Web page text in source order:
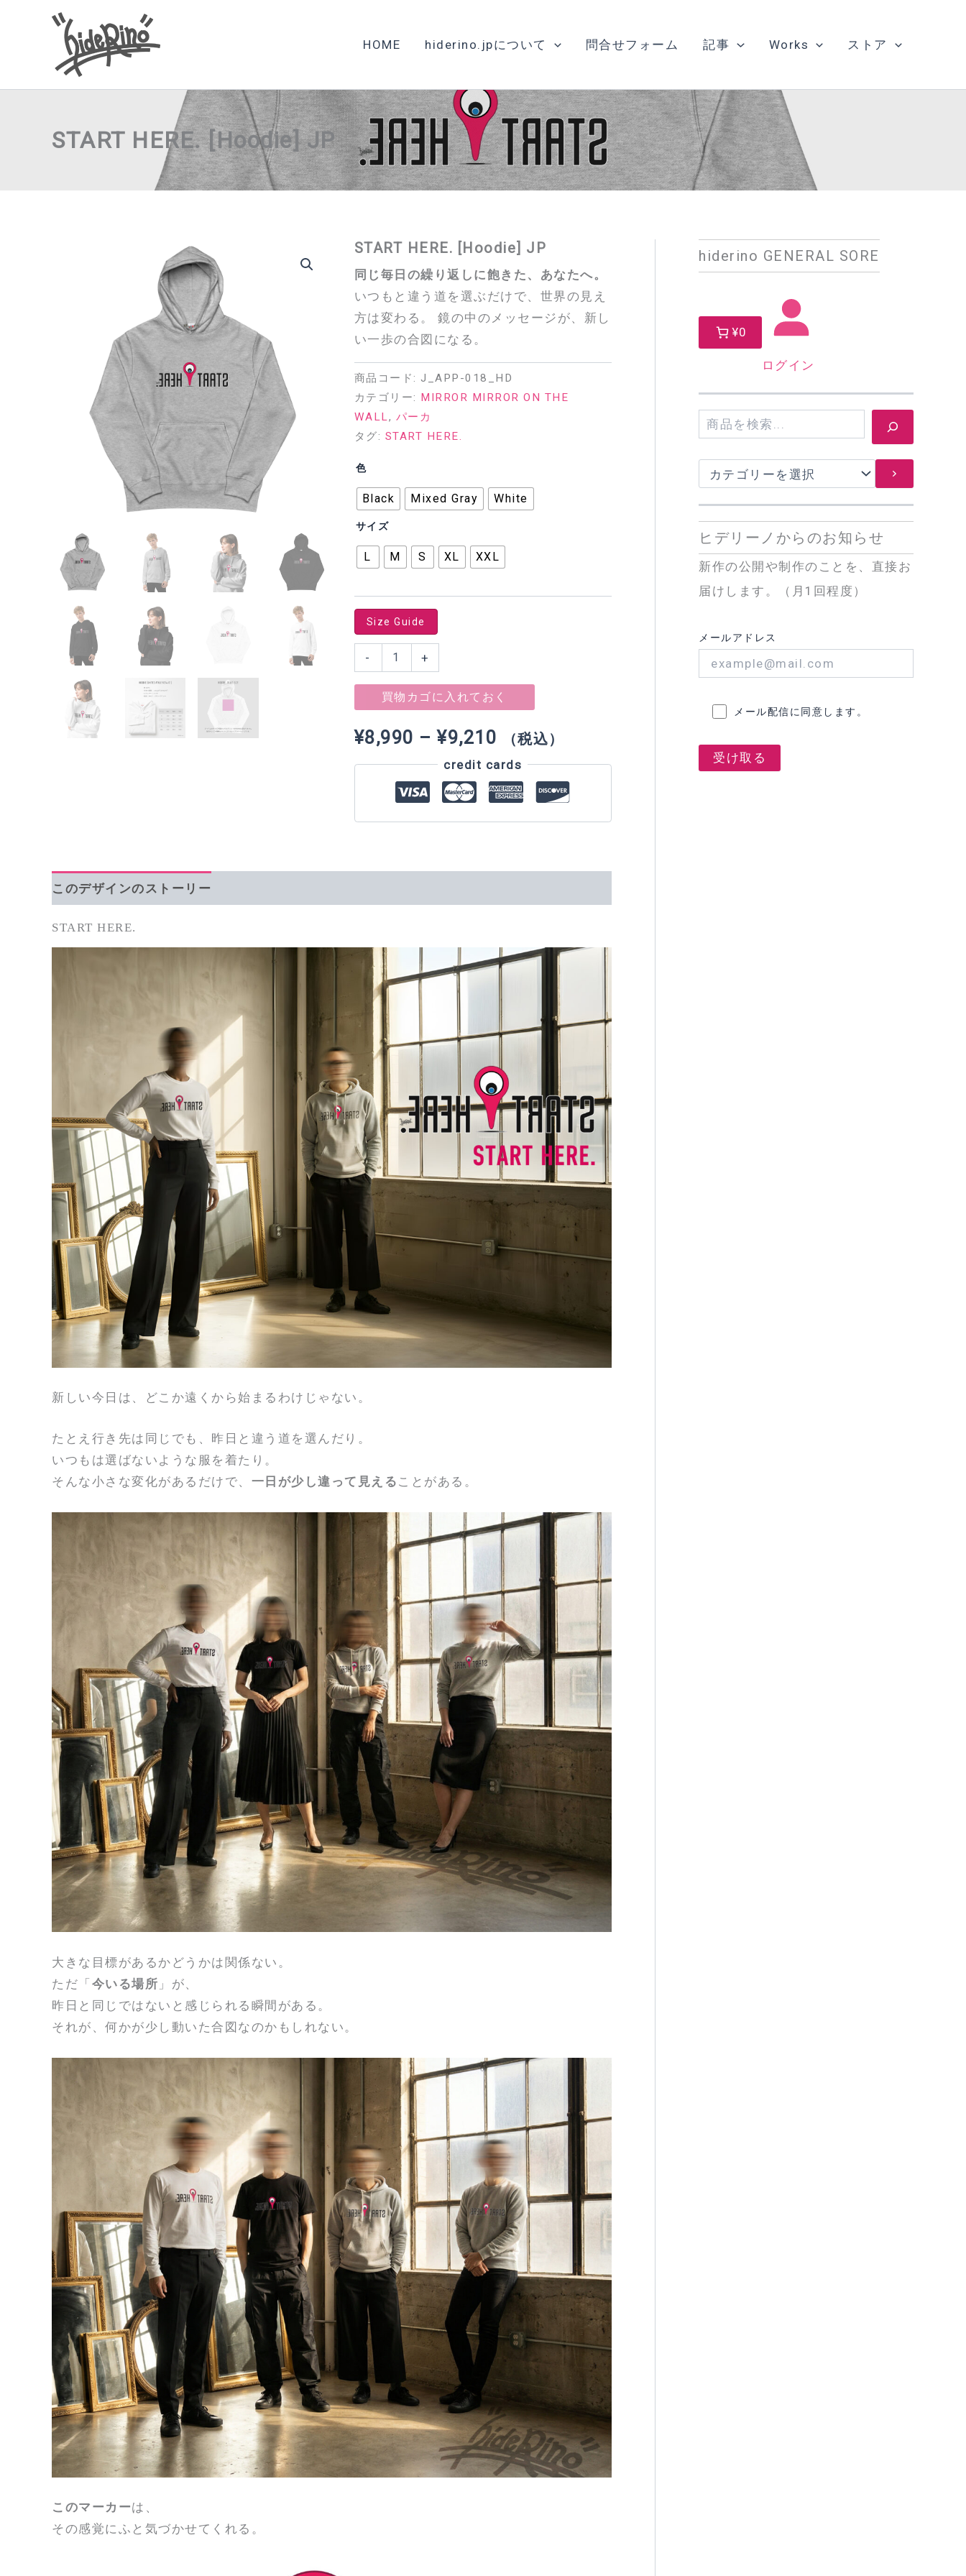
HOME hiderino.jpについて 問合せフォーム 記事 Works ストア
START HERE. [Hoodie] JP
START HERE. [Hoodie] JP
同じ毎日の繰り返しに飽きた、あなたへ。
いつもと違う道を選ぶだけで、世界の見え
方は変わる。 鏡の中のメッセージが、新し
い一歩の合図になる。
商品コード:J_APP-018_HD
カテゴリー: MIRROR MIRROR ON THE
WALL, パーカ
タグ: START HERE.
色
Black Mixed Gray White
サイズ
L M S XL XXL
Size Guide
-
個
+
買物カゴに入れておく
¥8,990 –¥9,210 価
格
帯:
–
（税込）
credit cards
このデザインのストーリー
START HERE.
新しい今日は、どこか遠くから始まるわけじゃない。
たとえ行き先は同じでも、昨日と違う道を選んだり。
いつもは選ばないような服を着たり。
そんな小さな変化があるだけで、 一日が少し違って見える ことがある。
大きな目標があるかどうかは関係ない。
ただ「 今いる場所 」が、
昨日と同じではないと感じられる瞬間がある。
それが、何かが少し動いた合図なのかもしれない。
このマーカーは、
その感覚にふと気づかせてくれる。
hiderino GENERAL SORE
¥0
ログイン
検
索
リ
ー
を
選
択
ヒデリーノからのお知らせ
新作の公開や制作のことを、直接お
届けします。（月1回程度）
メールアドレス
メール配信に同意します。